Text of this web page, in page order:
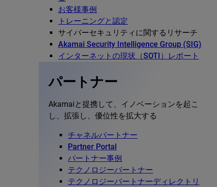
お客様事例
トレーニングと認定
サイバーセキュリティに関するリサーチ
Akamai Security Intelligence Group (SIG)
インターネットの現状（SOTI）レポート
パートナー
Akamaiと提携して、イノベーションを起こ
し、拡張し、優位性を拡大する
チャネルパートナー
Partner Portal
パートナー事例
テクノロジーパートナー
テクノロジーパートナーディレクトリ